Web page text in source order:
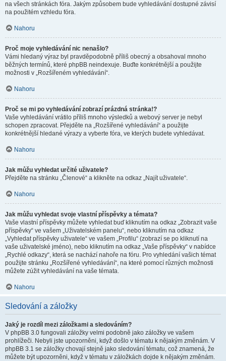
na všech stránkách fóra. Jakým způsobem bude vyhledávání dostupné závisí
na použitém vzhledu fóra.
Nahoru
Proč moje vyhledávání nic nenašlo?
Vámi hledaný výraz byl pravděpodobně příliš obecný a obsahoval mnoho
běžných termínů, které phpBB neindexuje. Buďte konkrétnější a použijte
možnosti v „Rozšířeném vyhledávání“.
Nahoru
Proč se mi po vyhledávání zobrazí prázdná stránka!?
Vaše vyhledávání vrátilo příliš mnoho výsledků a webový server je nebyl
schopen zpracovat. Přejděte na „Rozšířené vyhledávání“ a použijte
konkrétnější hledané výrazy a vyberte fóra, ve kterých budete vyhledávat.
Nahoru
Jak můžu vyhledat určité uživatele?
Přejděte na stránku „Členové“ a klikněte na odkaz „Najít uživatele“.
Nahoru
Jak můžu vyhledat svoje vlastní příspěvky a témata?
Vaše vlastní příspěvky můžete vyhledat buď kliknutím na odkaz „Zobrazit vaše
příspěvky“ ve vašem „Uživatelském panelu“, nebo kliknutím na odkaz
„Vyhledat příspěvky uživatele“ ve vašem „Profilu“ (zobrazí se po kliknutí na
vaše uživatelské jméno), nebo kliknutím na odkaz „Vaše příspěvky“ v nabídce
„Rychlé odkazy“, která se nachází nahoře na fóru. Pro vyhledání vašich témat
použijte stránku „Rozšířené vyhledávání“, na které pomocí různých možnosti
můžete zúžit vyhledávání na vaše témata.
Nahoru
Sledování a záložky
Jaký je rozdíl mezi záložkami a sledováním?
V phpBB 3.0 fungovali záložky velmi podobně jako záložky ve vašem
prohlížeči. Nebyli jste upozorněni, když došlo v tématu k nějakým změnám. V
phpBB 3.1 se záložky chovají stejně jako sledování tématu, což znamená, že
můžete být upozorněni, když v tématu v záložkách dojde k nějakým změnám.